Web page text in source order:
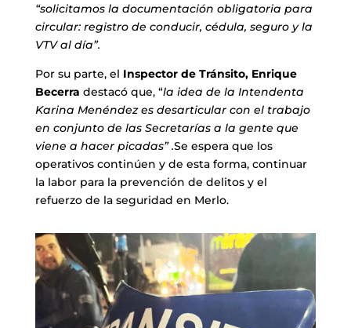
“solicitamos la documentación obligatoria para
circular: registro de conducir, cédula, seguro y la
VTV al día”.
Por su parte, el Inspector de Tránsito, Enrique
Becerra destacó que, “la idea de la Intendenta
Karina Menéndez es desarticular con el trabajo
en conjunto de las Secretarías a la gente que
viene a hacer picadas” .Se espera que los
operativos continúen y de esta forma, continuar
la labor para la prevención de delitos y el
refuerzo de la seguridad en Merlo.